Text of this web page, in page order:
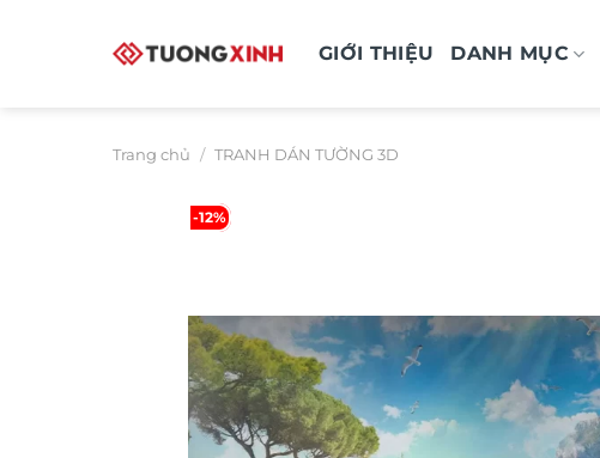
GIỚI THIỆU DANH MỤC
Trang chủ / TRANH DÁN TƯỜNG 3D
-12%